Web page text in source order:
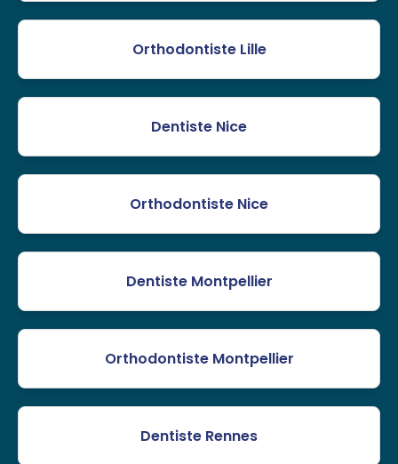
Orthodontiste Lille
Dentiste Nice
Orthodontiste Nice
Dentiste Montpellier
Orthodontiste Montpellier
Dentiste Rennes